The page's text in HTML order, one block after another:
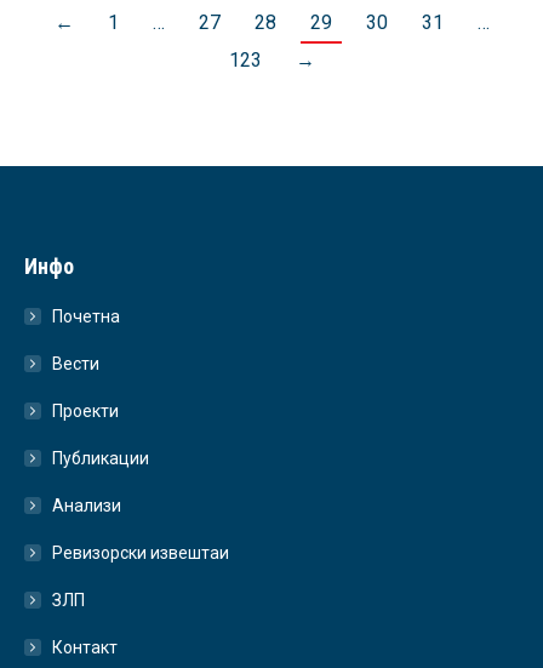
← 1 … 27 28 29 30 31
…
123
→
Инфо
Почетна
Вести
Проекти
Публикации
Анализи
Ревизорски извештаи
ЗЛП
Контакт